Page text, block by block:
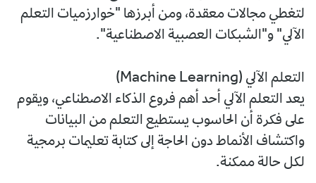
لتغطي مجالات معقدة، ومن أبرزها "خوارزميات التعلم
الآلي" و"الشبكات العصبية الاصطناعية".
التعلم الآلي (Machine Learning)
يعد التعلم الآلي أحد أهم فروع الذكاء الاصطناعي، ويقوم
على فكرة أن الحاسوب يستطيع التعلم من البيانات
واكتشاف الأنماط دون الحاجة إلى كتابة تعليمات برمجية
لكل حالة ممكنة.